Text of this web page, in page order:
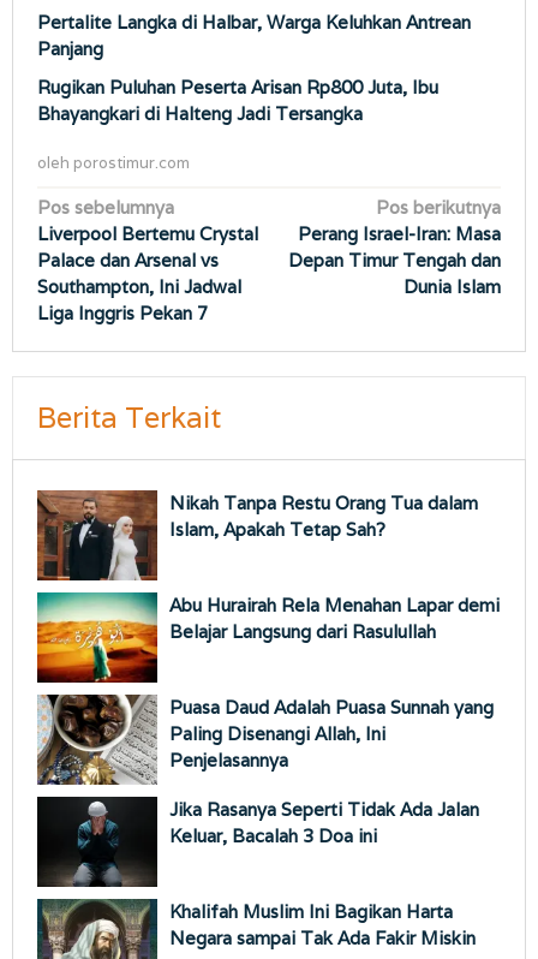
Pertalite Langka di Halbar, Warga Keluhkan Antrean
Panjang
Rugikan Puluhan Peserta Arisan Rp800 Juta, Ibu
Bhayangkari di Halteng Jadi Tersangka
oleh porostimur.com
Navigasi
pos
Pos sebelumnya
Liverpool Bertemu Crystal
Palace dan Arsenal vs
Southampton, Ini Jadwal
Liga Inggris Pekan 7
Pos berikutnya
Perang Israel-Iran: Masa
Depan Timur Tengah dan
Dunia Islam
Berita Terkait
Nikah Tanpa Restu Orang Tua dalam
Islam, Apakah Tetap Sah?
Abu Hurairah Rela Menahan Lapar demi
Belajar Langsung dari Rasulullah
Puasa Daud Adalah Puasa Sunnah yang
Paling Disenangi Allah, Ini
Penjelasannya
Jika Rasanya Seperti Tidak Ada Jalan
Keluar, Bacalah 3 Doa ini
Khalifah Muslim Ini Bagikan Harta
Negara sampai Tak Ada Fakir Miskin